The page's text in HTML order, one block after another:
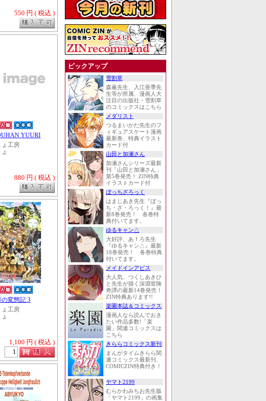
550 円 ( 税込 )
YUURI
ょ工房
880 円 ( 税込 )
変態記 3
ょ工房
1,100 円 ( 税込 )
ピックアップ
雪割草
森薫先生、入江亜季先
生等が所属、漫画人大
注目の出版社・雪割草
のコミックスはこちら
メダリスト
つるまいかだ先生のフ
ィギュアスケート漫画
最新巻、特典イラスト
カード付
山田と加瀬さん
加瀬さんシリーズ最新
刊「山田と加瀬さん」
第5巻発売！ ZIN特典
イラストカード付
ぼっちざろっく
はまじあき先生『ぼっ
ち・ざ・ろっく！』最
新8巻発売！ 各巻特
典付いてます。
ゆるキャン△
大好評、あｆろ先生
『ゆるキャン△』最新
18巻発売！ 各巻特典
付いてます。
メイドインアビス
大人気、つくしあきひ
と先生が描く深淵冒険
奇譚の最新14巻発売！
ZIN特典あります!!
楽園本誌＆コミックス
漫画人なら読んでおき
たい作品多数!「楽
園」関連コミックスは
こちら
きららコミックス新刊
まんがタイムきらら関
連コミックス最新刊、
COMICZIN特典付き！
ヤマト2199
むらかわみちお先生版
「ヤマト2199」の画集